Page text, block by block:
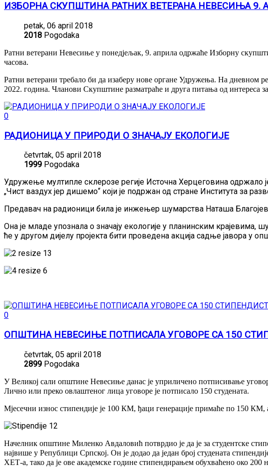
ИЗБОРНА СКУПШТИНА РАТНИХ ВЕТЕРАНА НЕВЕСИЊА 9.
petak, 06 april 2018
2018 Pogodaka
Ратни ветерани Невесиње у понедјељак, 9. априла одржаће Изборну
часова.
Ратни ветерани требало би да изаберу нове органе Удружења. На дневном
2022. година. Чланови Скупштине разматраће и друга питања од интереса
0
РАДИОНИЦА У ПРИРОДИ О ЗНАЧАЈУ ЕКОЛОГИЈЕ
četvrtak, 05 april 2018
1999 Pogodaka
Удружење мултипле склерозе регије Источна Херцеговина одржало
„Чист ваздух јер дишемо“ који је подржан од стране Института за
Предавач на радионици била је инжењер шумарства Наташа
Она је младе упознала о значају екологије у планинским
ће у другом дијелу пројекта бити проведена акција садње јавора у
0
ОПШТИНА НЕВЕСИЊЕ ПОТПИСАЛА УГОВОРЕ СА 150
četvrtak, 05 april 2018
2899 Pogodaka
У Великој сали општине Невесиње данас је уприличено потписивање
Лично или преко овлаштеног лица уговоре је потписало 150 студената.
Мјесечни износ стипендије је 100 КМ, ђаци генерације примаће по 150
Начелник општине Миленко Авдаловић потврдио је да је за студентске
највише у Републици Српској. Он је додао да један број студената
ХЕТ-а, тако да је ове академске године стипендирањем обухваћено око 200